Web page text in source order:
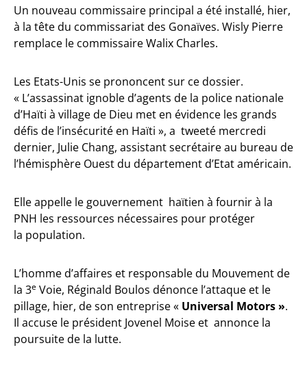
Un nouveau commissaire principal a été installé, hier,
à la tête du commissariat des Gonaïves. Wisly Pierre
remplace le commissaire Walix Charles.
Les Etats-Unis se prononcent sur ce dossier.
« L’assassinat ignoble d’agents de la police nationale
d’Haïti à village de Dieu met en évidence les grands
défis de l’insécurité en Haïti », a tweeté mercredi
dernier, Julie Chang, assistant secrétaire au bureau de
l’hémisphère Ouest du département d’Etat américain.
Elle appelle le gouvernement haïtien à fournir à la
PNH les ressources nécessaires pour protéger
la population.
L’homme d’affaires et responsable du Mouvement de
la 3e Voie, Réginald Boulos dénonce l’attaque et le
pillage, hier, de son entreprise « Universal Motors ».
Il accuse le président Jovenel Moise et annonce la
poursuite de la lutte.